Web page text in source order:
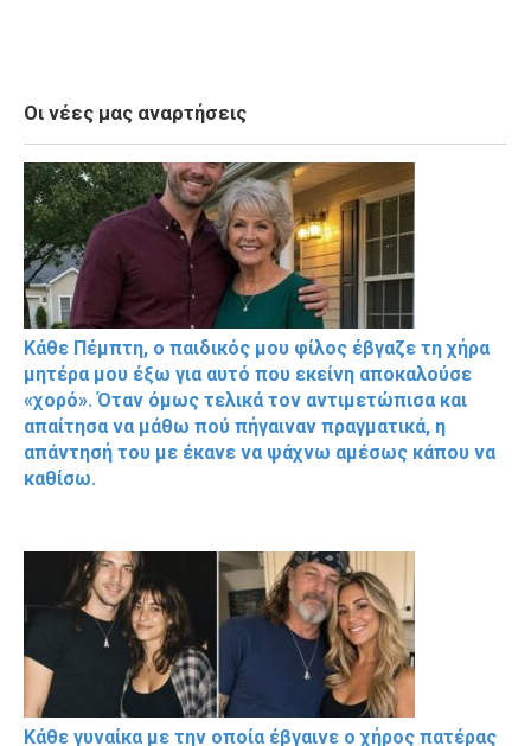
Οι νέες μας αναρτήσεις
Κάθε Πέμπτη, ο παιδικός μου φίλος έβγαζε τη χήρα
μητέρα μου έξω για αυτό που εκείνη αποκαλούσε
«χορό». Όταν όμως τελικά τον αντιμετώπισα και
απαίτησα να μάθω πού πήγαιναν πραγματικά, η
απάντησή του με έκανε να ψάχνω αμέσως κάπου να
καθίσω.
Κάθε γυναίκα με την οποία έβγαινε ο χήρος πατέρας